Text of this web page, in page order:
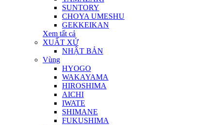
SUNTORY
CHOYA UMESHU
GEKKEIKAN
Xem tất cả
XUẤT XỨ
NHẬT BẢN
Vùng
HYOGO
WAKAYAMA
HIROSHIMA
AICHI
IWATE
SHIMANE
FUKUSHIMA